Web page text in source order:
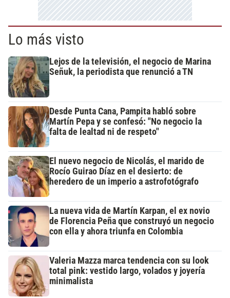
Lo más visto
Lejos de la televisión, el negocio de Marina
Señuk, la periodista que renunció a TN
Desde Punta Cana, Pampita habló sobre
Martín Pepa y se confesó: "No negocio la
falta de lealtad ni de respeto"
El nuevo negocio de Nicolás, el marido de
Rocío Guirao Díaz en el desierto: de
heredero de un imperio a astrofotógrafo
La nueva vida de Martín Karpan, el ex novio
de Florencia Peña que construyó un negocio
con ella y ahora triunfa en Colombia
Valeria Mazza marca tendencia con su look
total pink: vestido largo, volados y joyería
minimalista